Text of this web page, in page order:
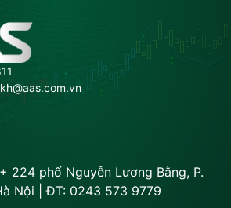
224 phố Nguyễn Lương Bằng, P.
Nội | ĐT: 0243 573 9779